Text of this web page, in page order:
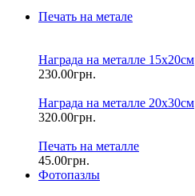
Печать на метале
Награда на металле 15х20см
230.00грн.
Награда на металле 20х30см
320.00грн.
Печать на металле
45.00грн.
Фотопазлы